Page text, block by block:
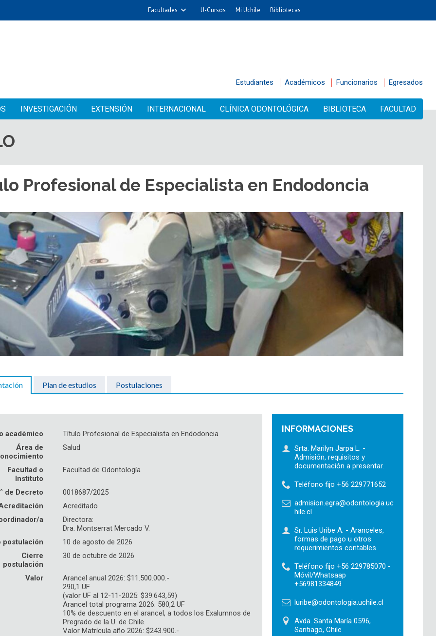
Facultades U-Cursos Mi Uchile Bibliotecas
Estudiantes Académicos Funcionarios Egresados
INVESTIGACIÓN EXTENSIÓN INTERNACIONAL CLÍNICA ODONTOLÓGICA BIBLIOTECA FACULTAD
Profesional de Especialista en Endodoncia
Plan de estudios Postulaciones
INFORMACIONES
Srta. Marilyn Jarpa L. -
Admisión, requisitos y
documentación a presentar.
Teléfono fijo +56 229771652
admision.egra@odontologia.uc
hile.cl
Sr. Luis Uribe A. - Aranceles,
formas de pago u otros
requerimientos contables.
Teléfono fijo +56 229785070 -
Móvil/Whatsaap
+56981334849
luribe@odontologia.uchile.cl
Avda. Santa María 0596,
Santiago, Chile
académico
Título Profesional de Especialista en Endodoncia
Área de
Salud
Facultad o
Instituto
Facultad de Odontología
de Decreto
0018687/2025
Acreditado
a
Directora:
Dra. Montserrat Mercado V.
postulación
10 de agosto de 2026
Cierre
postulación
30 de octubre de 2026
Valor
Arancel anual 2026: $11.500.000.-
290,1 UF
(valor UF al 12-11-2025: $39.643,59)
Arancel total programa 2026: 580,2 UF
10% de descuento en el arancel, a todos los Exalumnos de
Pregrado de la U. de Chile.
Valor Matrícula año 2026: $243.900.-